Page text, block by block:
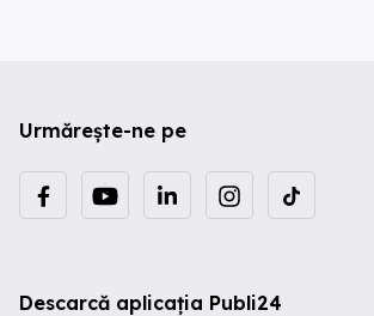
Urmărește-ne pe
Descarcă aplicația Publi24